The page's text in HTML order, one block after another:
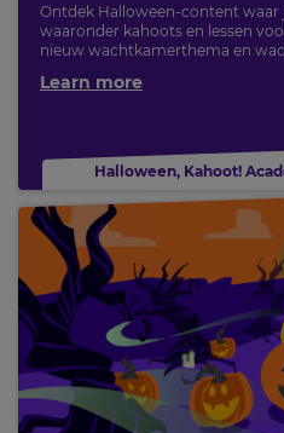
Ontdek Halloween-content waar
waaronder kahoots en lessen
nieuw wachtkamerthema en
Learn more
Halloween, Kahoot!